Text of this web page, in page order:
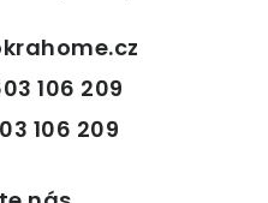
106 209
106 209